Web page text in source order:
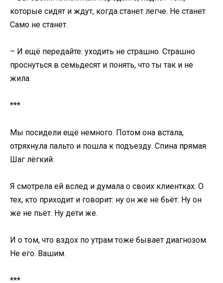
которые сидят и ждут, когда станет легче. Не станет.
Само не станет.
– И ещё передайте: уходить не страшно. Страшно
проснуться в семьдесят и понять, что ты так и не
жила.
***
Мы посидели ещё немного. Потом она встала,
отряхнула пальто и пошла к подъезду. Спина прямая.
Шаг лёгкий.
Я смотрела ей вслед и думала о своих клиентках. О
тех, кто приходит и говорит: ну он же не бьёт. Ну он
же не пьёт. Ну дети же.
И о том, что вздох по утрам тоже бывает диагнозом.
Не его. Вашим.
***